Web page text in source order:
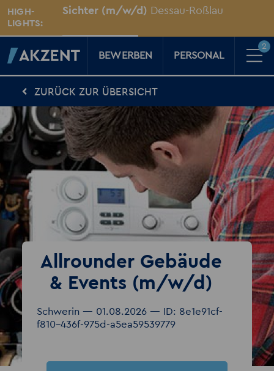
HIGH-
LIGHTS:
Sichter (m/w/d) Dessau-Roßlau
Für Kandidaten
Karriere-Kompass
News, Tipps & Tricks rund um deinen Traumjob
Für Unternehmen
Kompass für Personaler
News rund um den Arbeitsplatz
Über AKZENT
Für Sie vor Ort
AKZENT-Shop
Für unsere größten Fans
Merkzettel 2
BEWERBEN PERSONAL
2
ZURÜCK ZUR ÜBERSICHT
Allrounder Gebäude
& Events (m/w/d)
Schwerin — 01.08.2026 — ID: 8e1e91cf-
f810-436f-975d-a5ea59539779